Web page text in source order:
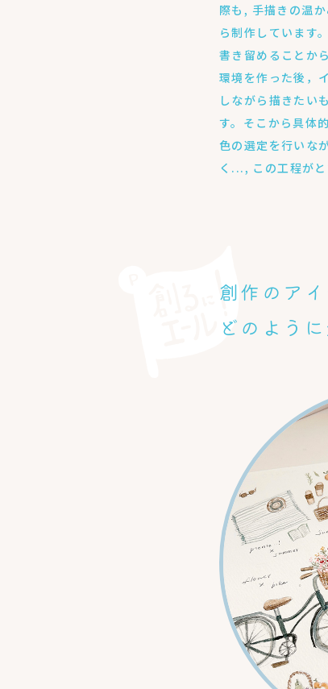
際も, 手描きの温
ら制作しています
書き留めることか
環境を作った後，
しながら描きたい
す。そこから具体
色の選定を行いな
く..., この工程がと
創作のア
どのよう